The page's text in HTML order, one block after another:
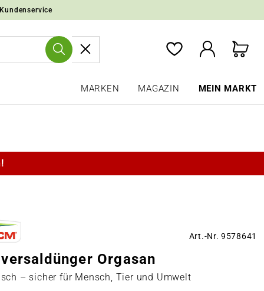
MARKEN MAGAZIN MEIN MARKT
Art.-Nr. 9578641
Orgasan
– sicher für Mensch, Tier und Umwelt